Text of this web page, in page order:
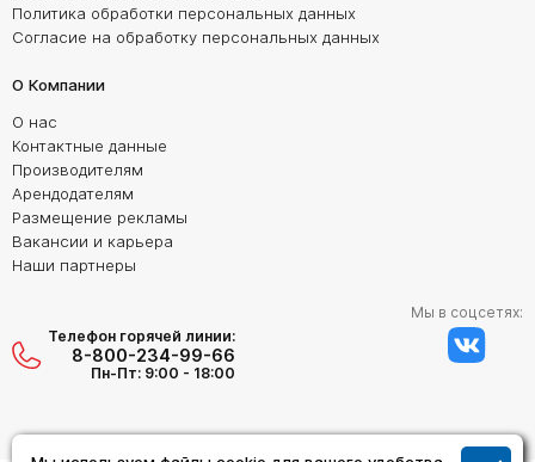
Политика обработки персональных данных
Согласие на обработку персональных данных
О Компании
О нас
Контактные данные
Производителям
Арендодателям
Размещение рекламы
Вакансии и карьера
Наши партнеры
Телефон горячей линии:
8-800-234-99-66
Пн-Пт: 9:00 - 18:00
Мы в соцсетях: